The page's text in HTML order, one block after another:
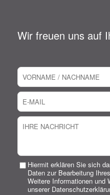
Wir freuen uns auf
Hiermit erklären Sie sich
Daten zur Bearbeitung
Weitere Informationen und
unserer